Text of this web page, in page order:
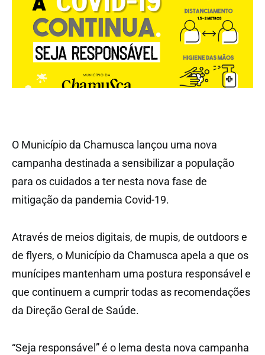
O Município da Chamusca lançou uma nova
campanha destinada a sensibilizar a população
para os cuidados a ter nesta nova fase de
mitigação da pandemia Covid-19.
Através de meios digitais, de mupis, de outdoors e
de flyers, o Município da Chamusca apela a que os
munícipes mantenham uma postura responsável e
que continuem a cumprir todas as recomendações
da Direção Geral de Saúde.
“Seja responsável” é o lema desta nova campanha